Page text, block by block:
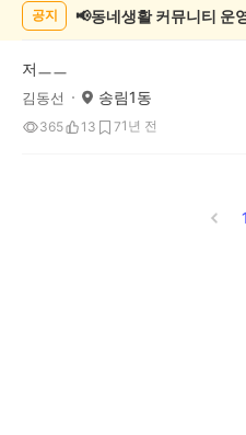
글
공지 📢동네생활 커뮤니티
저ㅡㅡ
김동선 송림1동
365 13 71년 전
1